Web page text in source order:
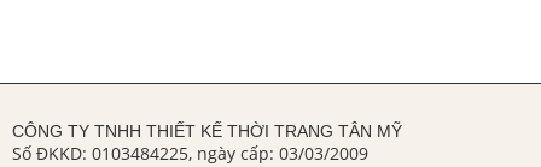
CÔNG TY TNHH THIẾT KẾ THỜI TRANG TÂN MỸ
Số ĐKKD: 0103484225, ngày cấp: 03/03/2009